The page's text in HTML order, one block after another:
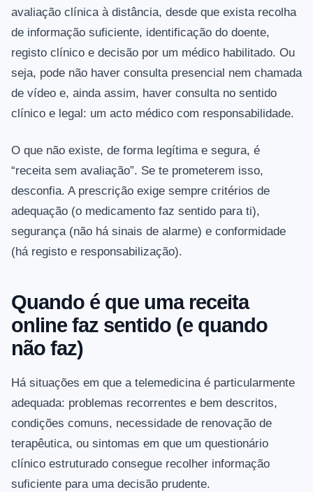
avaliação clínica à distância, desde que exista recolha
de informação suficiente, identificação do doente,
registo clínico e decisão por um médico habilitado. Ou
seja, pode não haver consulta presencial nem chamada
de vídeo e, ainda assim, haver consulta no sentido
clínico e legal: um acto médico com responsabilidade.
O que não existe, de forma legítima e segura, é
“receita sem avaliação”. Se te prometerem isso,
desconfia. A prescrição exige sempre critérios de
adequação (o medicamento faz sentido para ti),
segurança (não há sinais de alarme) e conformidade
(há registo e responsabilização).
Quando é que uma receita
online faz sentido (e quando
não faz)
Há situações em que a telemedicina é particularmente
adequada: problemas recorrentes e bem descritos,
condições comuns, necessidade de renovação de
terapêutica, ou sintomas em que um questionário
clínico estruturado consegue recolher informação
suficiente para uma decisão prudente.